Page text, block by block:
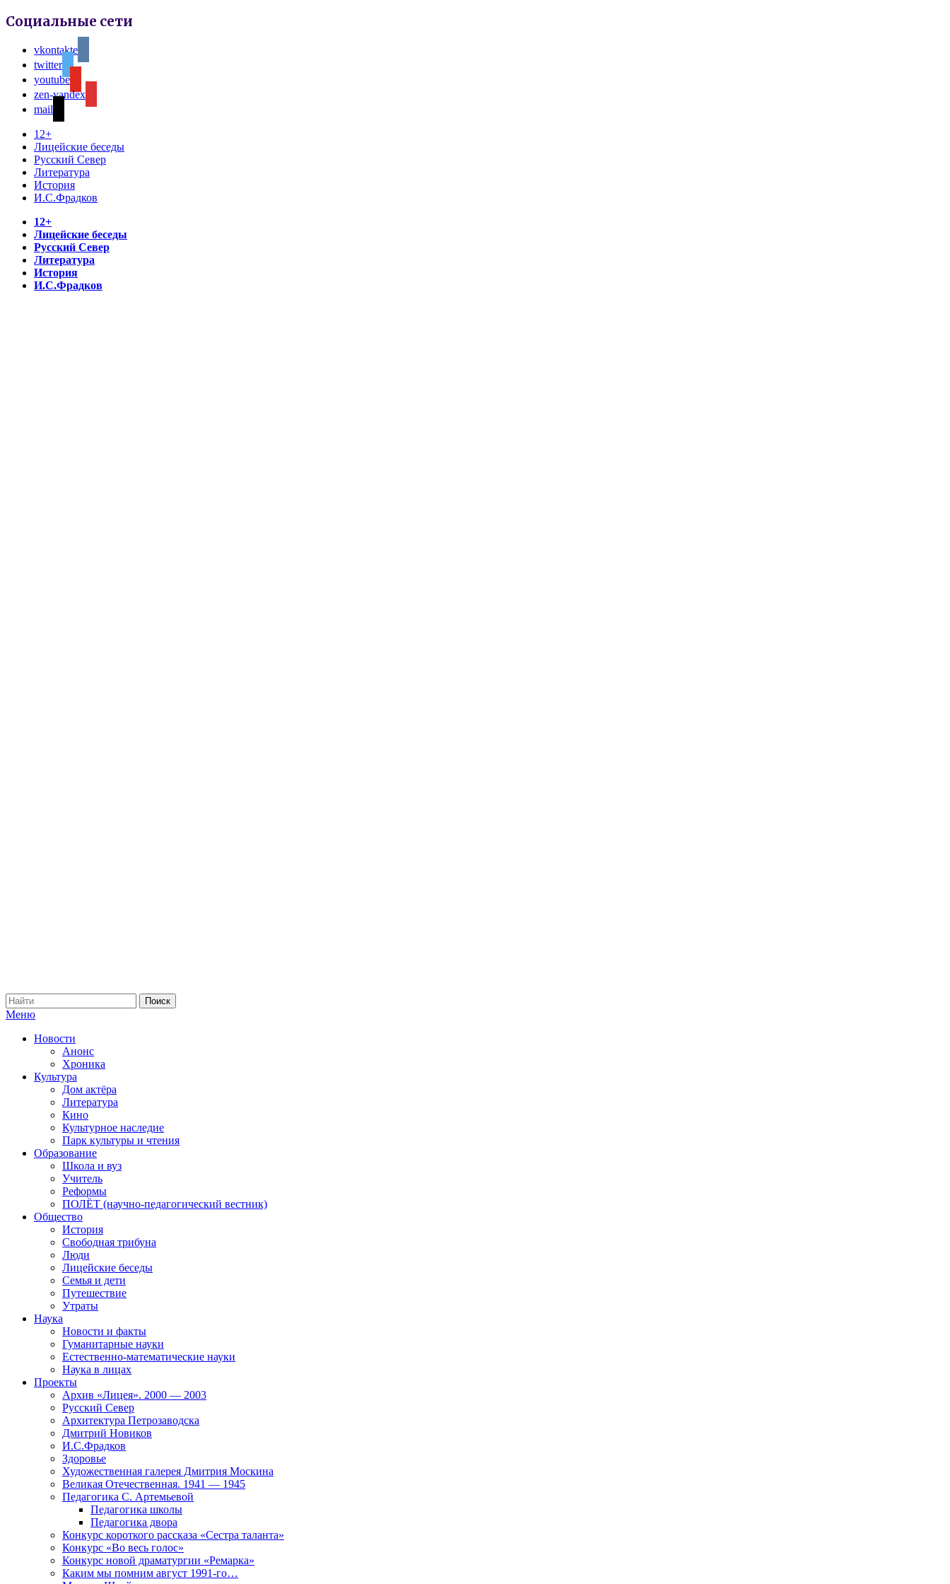
Социальные сети
vkontakte
twitter
youtube
zen-yandex
mail
12+
Лицейские беседы
Русский Север
Литература
История
И.С.Фрадков
12+
Лицейские беседы
Русский Север
Литература
История
И.С.Фрадков
Меню
Новости
Анонс
Хроника
Культура
Дом актёра
Литература
Кино
Культурное наследие
Парк культуры и чтения
Образование
Школа и вуз
Учитель
Реформы
ПОЛЁТ (научно-педагогический вестник)
Общество
История
Свободная трибуна
Люди
Лицейские беседы
Семья и дети
Путешествие
Утраты
Наука
Новости и факты
Гуманитарные науки
Естественно-математические науки
Наука в лицах
Проекты
Архив «Лицея». 2000 — 2003
Русский Север
Архитектура Петрозаводска
Дмитрий Новиков
И.С.Фрадков
Здоровье
Художественная галерея Дмитрия Москина
Великая Отечественная. 1941 — 1945
Педагогика С. Артемьевой
Педагогика школы
Педагогика двора
Конкурс короткого рассказа «Сестра таланта»
Конкурс «Во весь голос»
Конкурс новой драматургии «Ремарка»
Каким мы помним август 1991-го…